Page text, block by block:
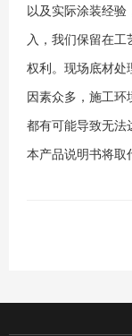
以及实际涂装经验
入，我们保留在工
权利。现场底材处
因素众多，施工环
都有可能导致无法
本产品说明书将取